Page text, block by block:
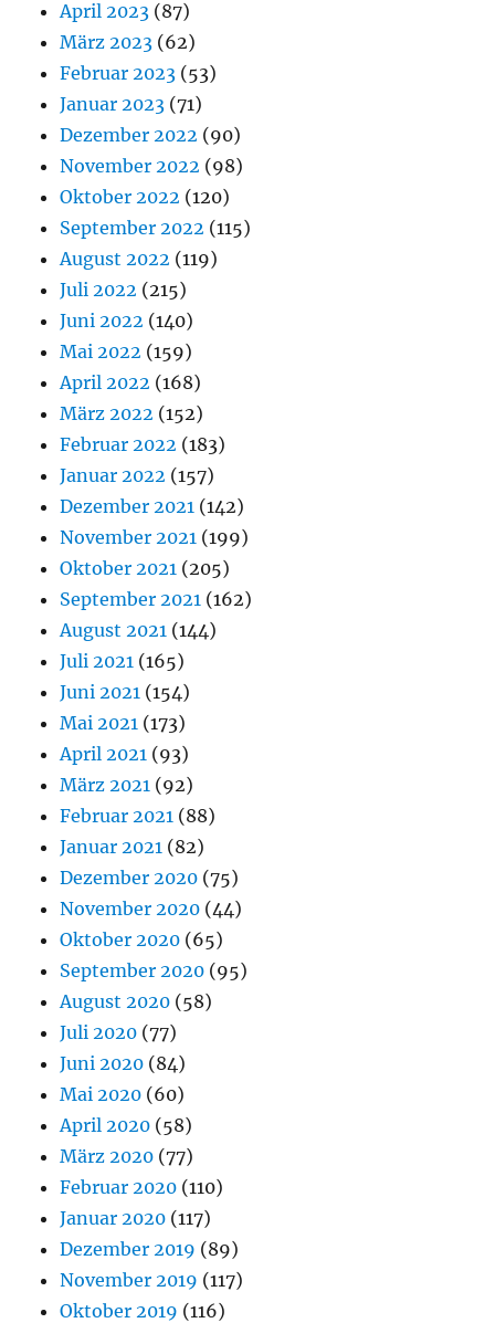
April 2023 (87)
März 2023 (62)
Februar 2023 (53)
Januar 2023 (71)
Dezember 2022 (90)
November 2022 (98)
Oktober 2022 (120)
September 2022 (115)
August 2022 (119)
Juli 2022 (215)
Juni 2022 (140)
Mai 2022 (159)
April 2022 (168)
März 2022 (152)
Februar 2022 (183)
Januar 2022 (157)
Dezember 2021 (142)
November 2021 (199)
Oktober 2021 (205)
September 2021 (162)
August 2021 (144)
Juli 2021 (165)
Juni 2021 (154)
Mai 2021 (173)
April 2021 (93)
März 2021 (92)
Februar 2021 (88)
Januar 2021 (82)
Dezember 2020 (75)
November 2020 (44)
Oktober 2020 (65)
September 2020 (95)
August 2020 (58)
Juli 2020 (77)
Juni 2020 (84)
Mai 2020 (60)
April 2020 (58)
März 2020 (77)
Februar 2020 (110)
Januar 2020 (117)
Dezember 2019 (89)
November 2019 (117)
Oktober 2019 (116)